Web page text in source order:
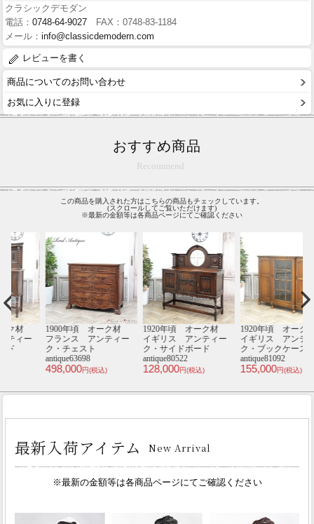
クラシックデモダン
電話： 0748-64-9027 FAX：0748-83-1184
メール： info@classicdemodern.com
レビューを書く
商品についてのお問い合わせ
お気に入りに登録
おすすめ商品
Recommend
この商品を購入された方はこちらの商品もチェックしています。
(スクロールしてご覧いただけます)
※最新の金額等は各商品ページにてご確認ください
1900年頃 オーク材
フランス アンティー
ク・チェスト
antique63698
498,000円(税込)
1920年頃 オーク材
イギリス アンティー
ク・サイドボード
antique80522
128,000円(税込)
1920年頃 オーク材
イギリス アンティー
ク・ブックケース
antique81092
155,000円(税込)